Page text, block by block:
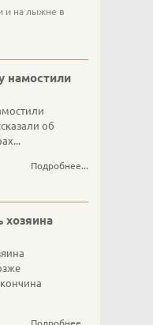
и на лыжне в
намостили
об
Подробнее...
хозяина